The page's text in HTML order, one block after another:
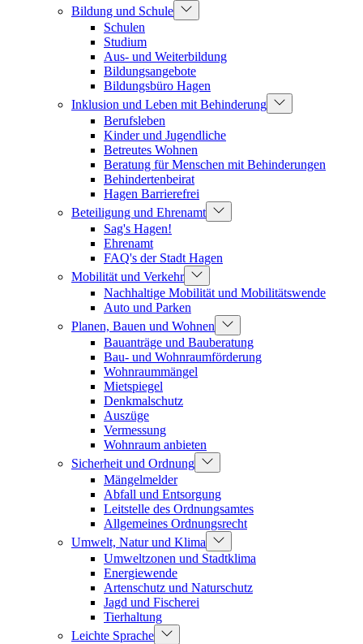
Bildung und Schule
Schulen
Studium
Aus- und Weiterbildung
Bildungsangebote
Bildungsbüro Hagen
Inklusion und Leben mit Behinderung
Berufsleben
Kinder und Jugendliche
Betreutes Wohnen
Beratung für Menschen mit Behinderungen
Behindertenbeirat
Hagen Barrierefrei
Beteiligung und Ehrenamt
Sag's Hagen!
Ehrenamt
FAQ's der Stadt Hagen
Mobilität und Verkehr
Nachhaltige Mobilität und Mobilitätswende
Auto und Parken
Planen, Bauen und Wohnen
Bauanträge und Bauberatung
Bau- und Wohnraumförderung
Wohnraummängel
Mietspiegel
Denkmalschutz
Auszüge
Vermessung
Wohnraum anbieten
Sicherheit und Ordnung
Mängelmelder
Abfall und Entsorgung
Leitstelle des Ordnungsamtes
Allgemeines Ordnungsrecht
Umwelt, Natur und Klima
Umweltzonen und Stadtklima
Energiewende
Artenschutz und Naturschutz
Jagd und Fischerei
Tierhaltung
Leichte Sprache